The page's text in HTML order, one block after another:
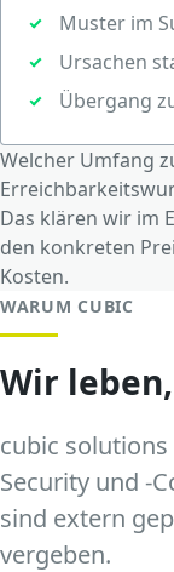
Muster im
Ursachen
Übergang
Welcher Umfang
Das klären wir im
den konkreten
Kosten.
WARUM CUBIC
Wir
cubic
Security und -
sind extern
vergeben.